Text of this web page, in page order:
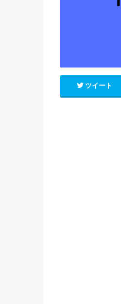
ツイート